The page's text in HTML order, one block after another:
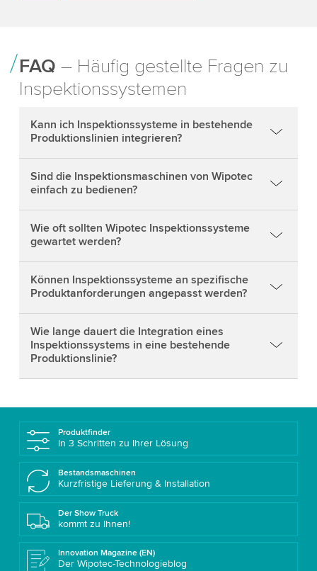
FAQ – Häufig gestellte Fragen zu
Inspektionssystemen
Kann ich Inspektionssysteme in bestehende
Produktionslinien integrieren?
Sind die Inspektionsmaschinen von Wipotec
einfach zu bedienen?
Wie oft sollten Wipotec Inspektionssysteme
gewartet werden?
Können Inspektionssysteme an spezifische
Produktanforderungen angepasst werden?
Wie lange dauert die Integration eines
Inspektionssystems in eine bestehende
Produktionslinie?
Produktfinder
In 3 Schritten zu Ihrer Lösung
Bestandsmaschinen
Kurzfristige Lieferung & Installation
Der Show Truck
kommt zu Ihnen!
Innovation Magazine (EN)
Der Wipotec-Technologieblog